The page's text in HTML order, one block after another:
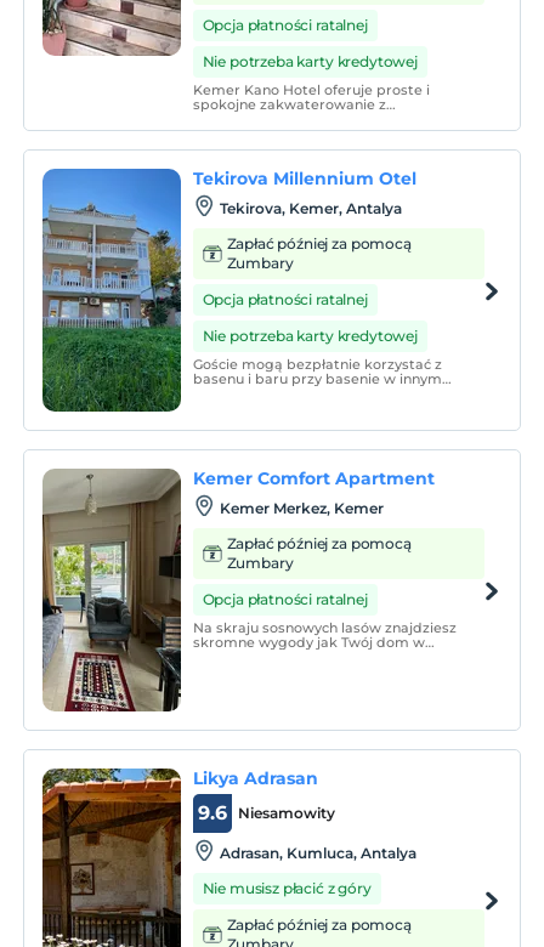
Opcja płatności ratalnej
Nie potrzeba karty kredytowej
Kemer Kano Hotel oferuje proste i
spokojne zakwaterowanie z
balkonem.
Tekirova Millennium Otel
Tekirova, Kemer, Antalya
Zapłać później za pomocą
Zumbary
Opcja płatności ratalnej
Nie potrzeba karty kredytowej
Goście mogą bezpłatnie korzystać z
basenu i baru przy basenie w innym
Kemer Comfort Apartment
Kemer Merkez, Kemer
Zapłać później za pomocą
Zumbary
Opcja płatności ratalnej
Na skraju sosnowych lasów znajdziesz
skromne wygody jak Twój dom w
Likya Adrasan
Niesamowity
9.6
Adrasan, Kumluca, Antalya
Nie musisz płacić z góry
Zapłać później za pomocą